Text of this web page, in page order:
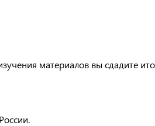
материалов вы сдадите